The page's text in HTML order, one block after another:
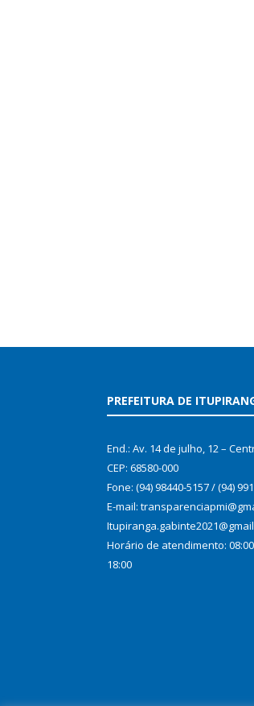
PREFEITURA DE
End.: Av. 14 de julho, 12 –
CEP: 68580-000
Fone: (94) 98440-5157 / (94)
E-mail:
Horário de atendimento:
18:00